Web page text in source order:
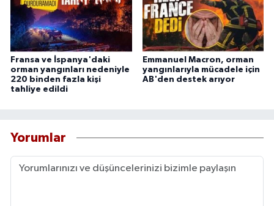
Fransa ve İspanya'daki
orman yangınları nedeniyle
220 binden fazla kişi
tahliye edildi
Emmanuel Macron, orman
yangınlarıyla mücadele için
AB'den destek arıyor
Yorumlar